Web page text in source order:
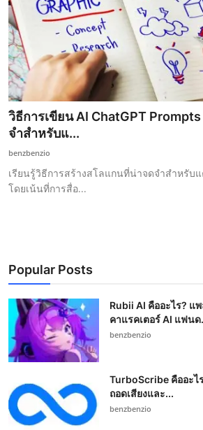
คอร์สเรียน ChatGPT
วิธีการเขียน AI ChatGPT
จำสำหรับแ...
benzbenzio
เรียนรู้วิธีการสร้างสโลแกนที่น่าจดจำสำหรั
โดยเน้นที่การสื่อ...
Popular Posts
Rubii AI คืออะไร? แ
คาแรคเตอร์ AI แฟนด
benzbenzio
TurboScribe คืออะไ
ถอดเสียงและ...
benzbenzio